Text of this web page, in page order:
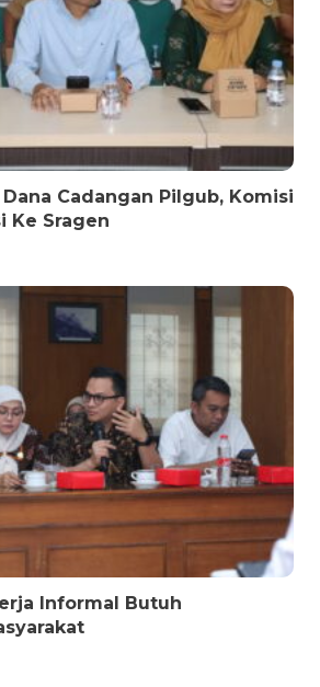
Cadangan Pilgub, Komisi
Ke Sragen
Informal Butuh